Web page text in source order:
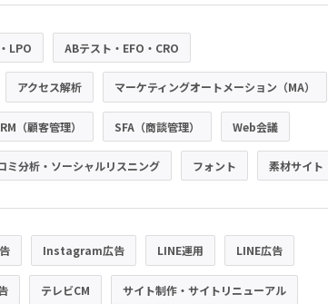
LPO ABテスト・EFO・CRO
アクセス解析 マーケティングオートメーション（MA）
（顧客管理） SFA（商談管理） Web会議
ミ分析・ソーシャルリスニング フォント 素材サイト
Instagram広告 LINE運用 LINE広告
テレビCM サイト制作・サイトリニューアル